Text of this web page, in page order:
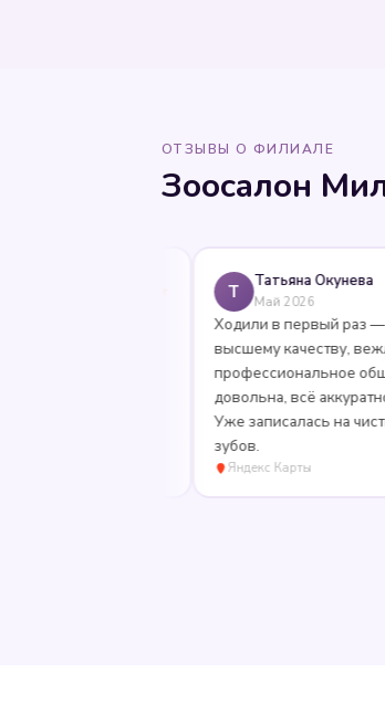
ОТЗЫВЫ О ФИЛИАЛЕ
Зоосалон
Татьяна Окунева
Май 2026
Ходили в первый раз —
высшему качеству, вежливое
профессиональное
довольна, всё аккуратно.
Уже записалась на чистку
Яндекс Карты